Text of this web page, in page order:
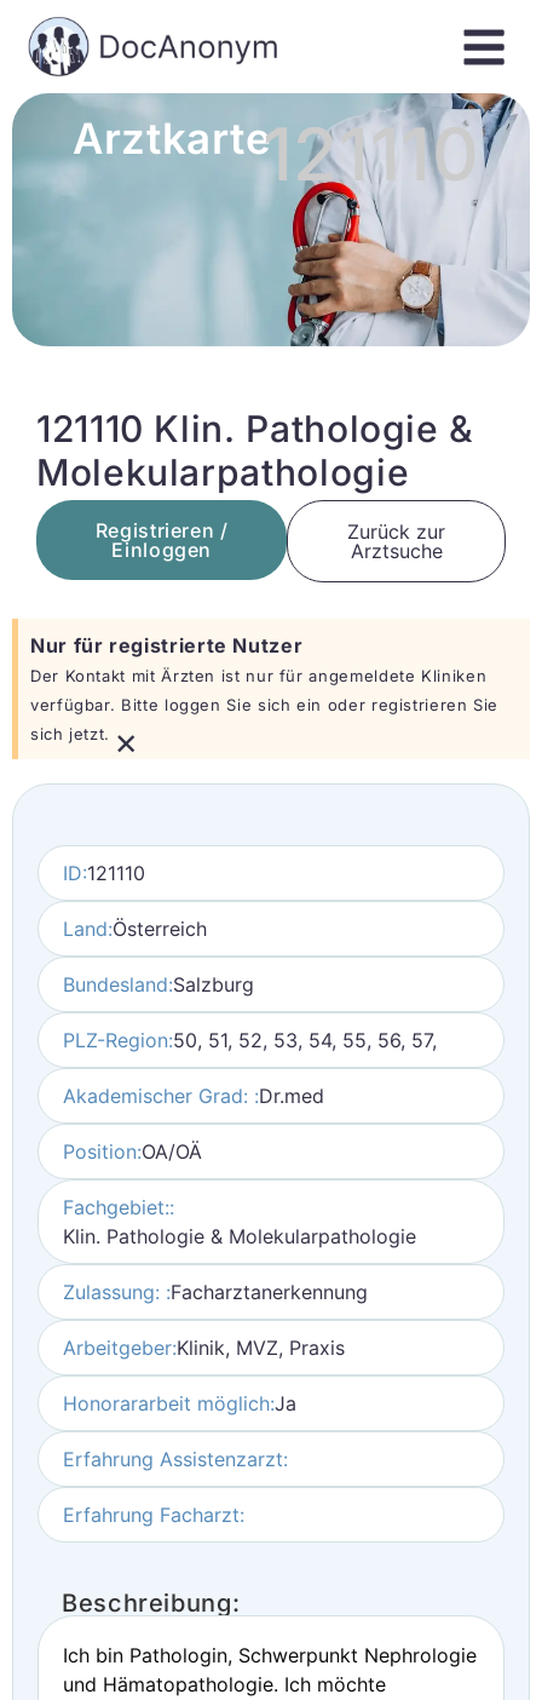
Arztkarte121110
121110 Klin. Pathologie &
Molekularpathologie
Registrieren /
Einloggen
Zurück zur
Arztsuche
Nur für registrierte Nutzer
Der Kontakt mit Ärzten ist nur für angemeldete Kliniken
verfügbar. Bitte loggen Sie sich ein oder registrieren Sie
sich jetzt. ×
ID:121110
Land:Österreich
Bundesland:Salzburg
PLZ-Region:50, 51, 52, 53, 54, 55, 56, 57,
Akademischer Grad: :Dr.med
Position:OA/OÄ
Fachgebiet::
Klin. Pathologie & Molekularpathologie
Zulassung: :Facharztanerkennung
Arbeitgeber:Klinik, MVZ, Praxis
Honorararbeit möglich:Ja
Erfahrung Assistenzarzt:
Erfahrung Facharzt:
Beschreibung:
Ich bin Pathologin, Schwerpunkt Nephrologie
und Hämatopathologie. Ich möchte